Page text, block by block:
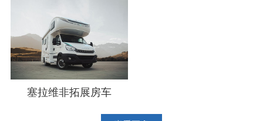
塞拉维非拓展房车